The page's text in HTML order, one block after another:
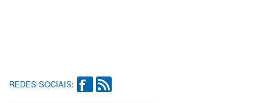
REDES SOCIAIS: